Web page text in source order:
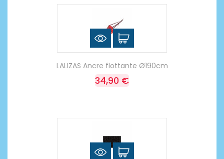
LALIZAS Ancre flottante Ø190cm
34,90 €